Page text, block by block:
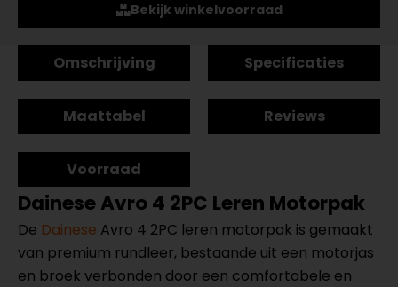
Bekijk winkelvoorraad
Omschrijving Specificaties
Maattabel Reviews
Voorraad
Dainese Avro 4 2PC Leren Motorpak
De Dainese Avro 4 2PC leren motorpak is gemaakt
van premium rundleer, bestaande uit een motorjas
en broek verbonden door een comfortabele en